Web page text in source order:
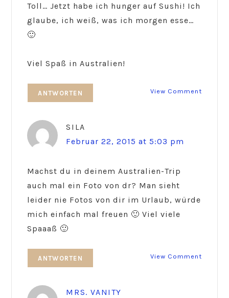
Toll… Jetzt habe ich hunger auf Sushi! Ich
glaube, ich weiß, was ich morgen esse…
🙂
Viel Spaß in Australien!
View Comment
ANTWORTEN
SILA
Februar 22, 2015 at 5:03 pm
Machst du in deinem Australien-Trip
auch mal ein Foto von dr? Man sieht
leider nie Fotos von dir im Urlaub, würde
mich einfach mal freuen 🙂 Viel viele
Spaaaß 🙂
View Comment
ANTWORTEN
MRS. VANITY